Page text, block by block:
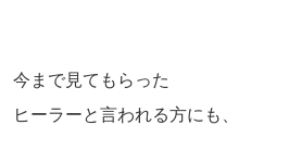
今まで見てもらった
ヒーラーと言われる方にも、